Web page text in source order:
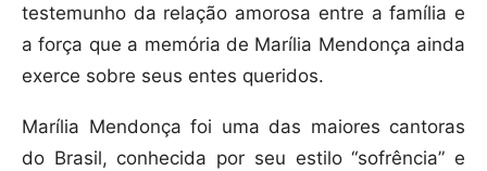
testemunho da relação amorosa entre a família e
a força que a memória de Marília Mendonça ainda
exerce sobre seus entes queridos.
Marília Mendonça foi uma das maiores cantoras
do Brasil, conhecida por seu estilo “sofrência” e